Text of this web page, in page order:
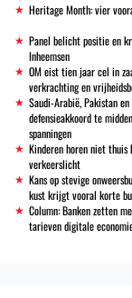
Heritage Month: vier
Panel belicht positie en
Inheemsen
OM eist tien jaar cel in
verkrachting en
Saudi-Arabië, Pakistan
defensieakkoord te
spanningen
Kinderen horen niet thuis
verkeerslicht
Kans op stevige
kust krijgt vooral korte
Column: Banken zetten
tarieven digitale